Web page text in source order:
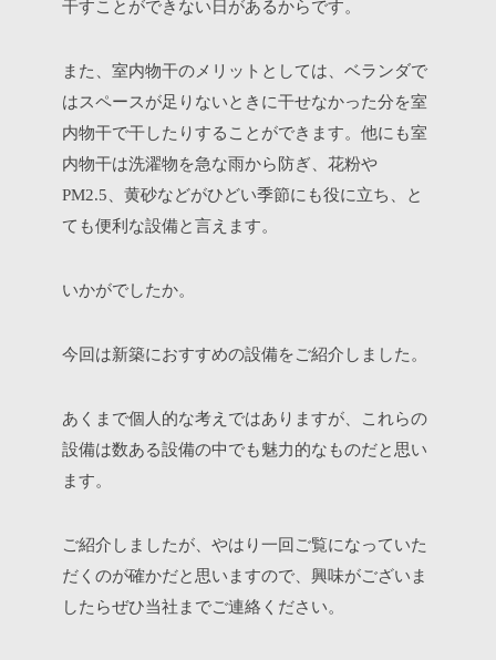
干すことができない日があるからです。
また、室内物干のメリットとしては、ベランダで
はスペースが足りないときに干せなかった分を室
内物干で干したりすることができます。他にも室
内物干は洗濯物を急な雨から防ぎ、花粉や
PM2.5 、黄砂などがひどい季節にも役に立ち、と
ても便利な設備と言えます。
いかがでしたか。
今回は新築におすすめの設備をご紹介しました。
あくまで個人的な考えではありますが、これらの
設備は数ある設備の中でも魅力的なものだと思い
ます。
ご紹介しましたが、やはり一回ご覧になっていた
だくのが確かだと思いますので、興味がございま
したらぜひ当社までご連絡ください。